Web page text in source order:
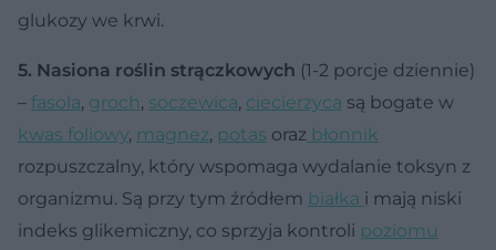
glukozy we krwi.
5. Nasiona roślin strączkowych (1-2 porcje dziennie)
– fasola, groch, soczewica, ciecierzyca są bogate w
kwas foliowy, magnez, potas oraz błonnik
rozpuszczalny, który wspomaga wydalanie toksyn z
organizmu. Są przy tym źródłem białka i mają niski
indeks glikemiczny, co sprzyja kontroli poziomu